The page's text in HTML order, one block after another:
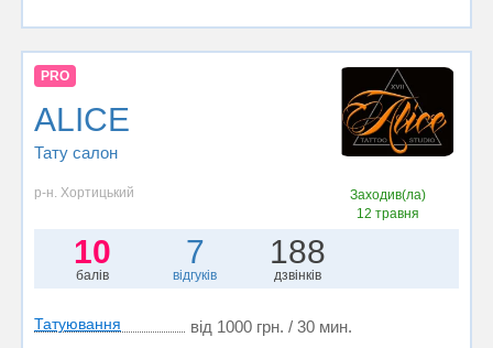
PRO
ALICE
Тату салон
р-н. Хортицький
Заходив(ла)
12 травня
10
балів
7
відгуків
188
дзвінків
Татуювання
від 1000 грн. / 30 мин.